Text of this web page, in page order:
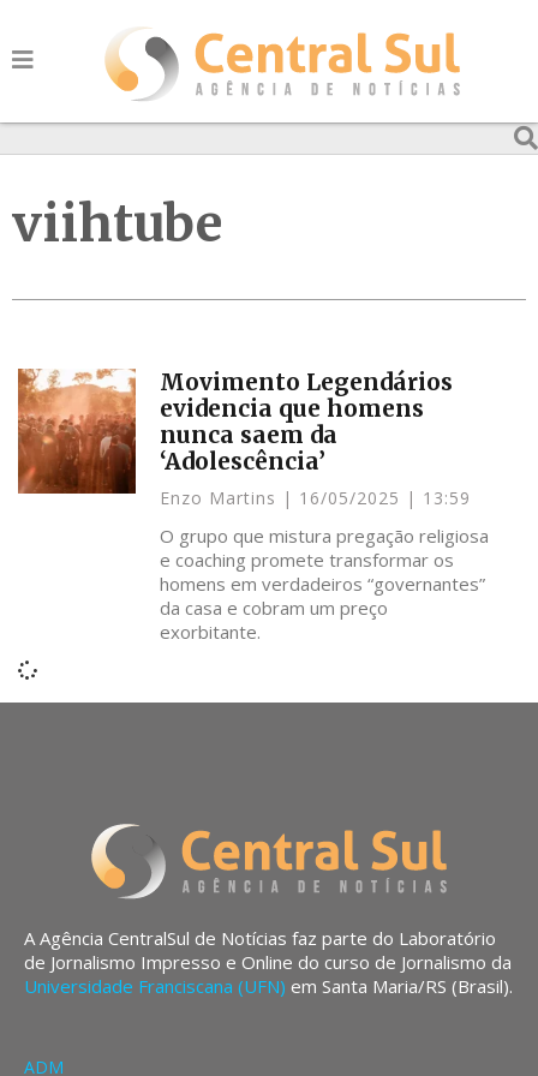
viihtube
Movimento Legendários
evidencia que homens
nunca saem da
‘Adolescência’
Enzo Martins 16/05/2025 13:59
O grupo que mistura pregação religiosa
e coaching promete transformar os
homens em verdadeiros “governantes”
da casa e cobram um preço
exorbitante.
A Agência CentralSul de Notícias faz parte do Laboratório
de Jornalismo Impresso e Online do curso de Jornalismo da
Universidade Franciscana (UFN) em Santa Maria/RS (Brasil).
ADM